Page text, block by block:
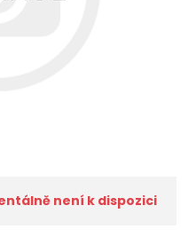
není k dispozici